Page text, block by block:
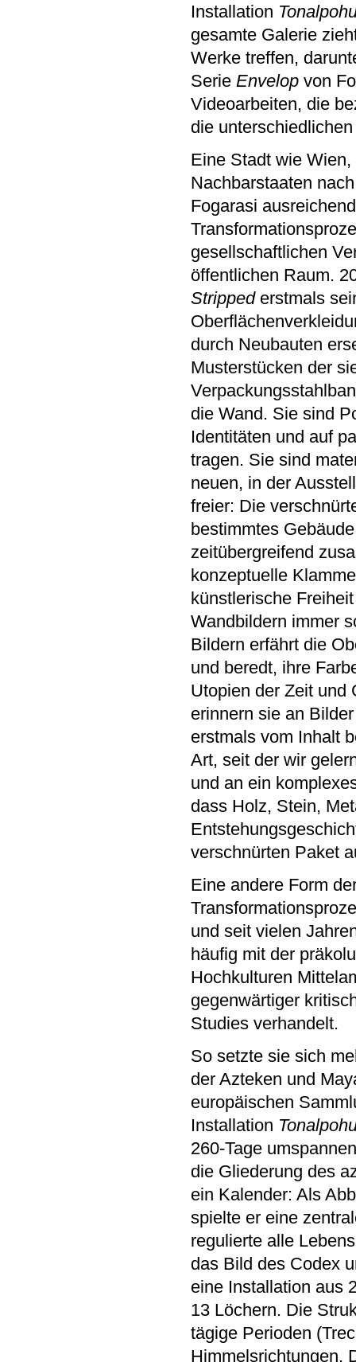
Installation
gesamte Galerie
Werke treffen,
Serie Envelop von
Videoarbeiten, die
die
Eine Stadt wie
Nachbarstaaten
Fogarasi
gesellschaftlichen
öffentlichen Raum.
Strippederstmals
durch Neubauten
Musterstücken der
die Wand. Sie sind
Identitäten und auf
tragen. Sie sind
neuen, in der
freier: Die
bestimmtes
zeitübergreifend
konzeptuelle
künstlerische
Wandbildern immer
Bildern erfährt die
und beredt, ihre
Utopien der Zeit und
erinnern sie an
erstmals vom Inhalt
Art, seit der wir
und an ein
dass Holz, Stein,
verschnürten Paket
Eine andere Form
und seit vielen
häufig mit der
Hochkulturen
gegenwärtiger
Studies verhandelt.
So setzte sie sich
der Azteken und
europäischen
Installation
260-Tage
die Gliederung des
ein Kalender: Als
spielte er eine
regulierte alle
das Bild des Codex
eine Installation aus
13 Löchern. Die
tägige Perioden
Himmelsrichtungen.